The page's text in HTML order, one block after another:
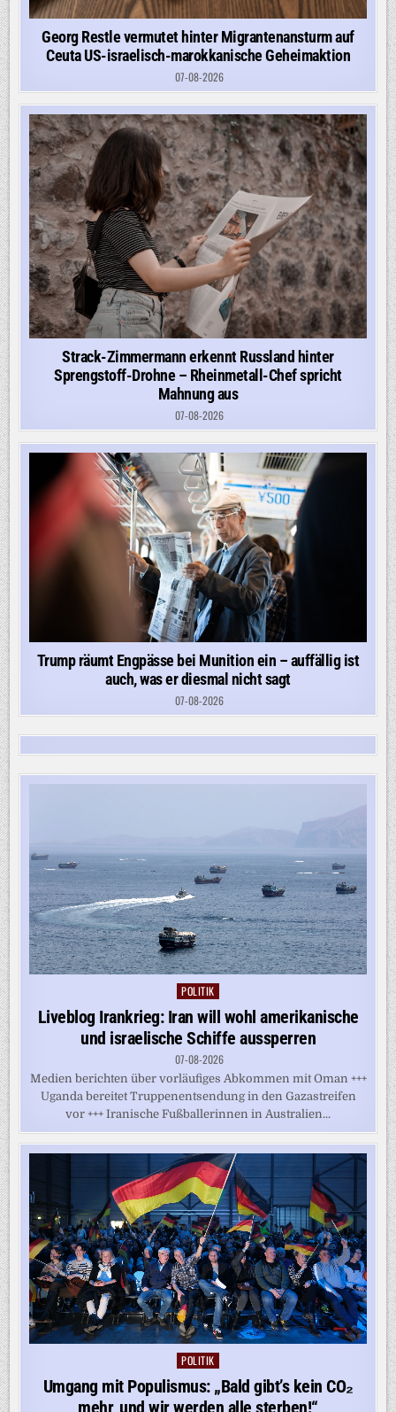
Georg Restle vermutet hinter Migrantenansturm auf
Ceuta US-israelisch-marokkanische Geheimaktion
07-08-2026
Strack-Zimmermann erkennt Russland hinter
Sprengstoff-Drohne – Rheinmetall-Chef spricht
Mahnung aus
07-08-2026
Trump räumt Engpässe bei Munition ein – auffällig ist
auch, was er diesmal nicht sagt
07-08-2026
Posted
POLITIK
Liveblog Irankrieg: Iran will wohl amerikanische
und israelische Schiffe aussperren
07-08-2026
Medien berichten über vorläufiges Abkommen mit Oman +++
Uganda bereitet Truppenentsendung in den Gazastreifen
vor +++ Iranische Fußballerinnen in Australien...
Posted
POLITIK
Umgang mit Populismus: „Bald gibt’s kein CO₂
mehr, und wir werden alle sterben!“